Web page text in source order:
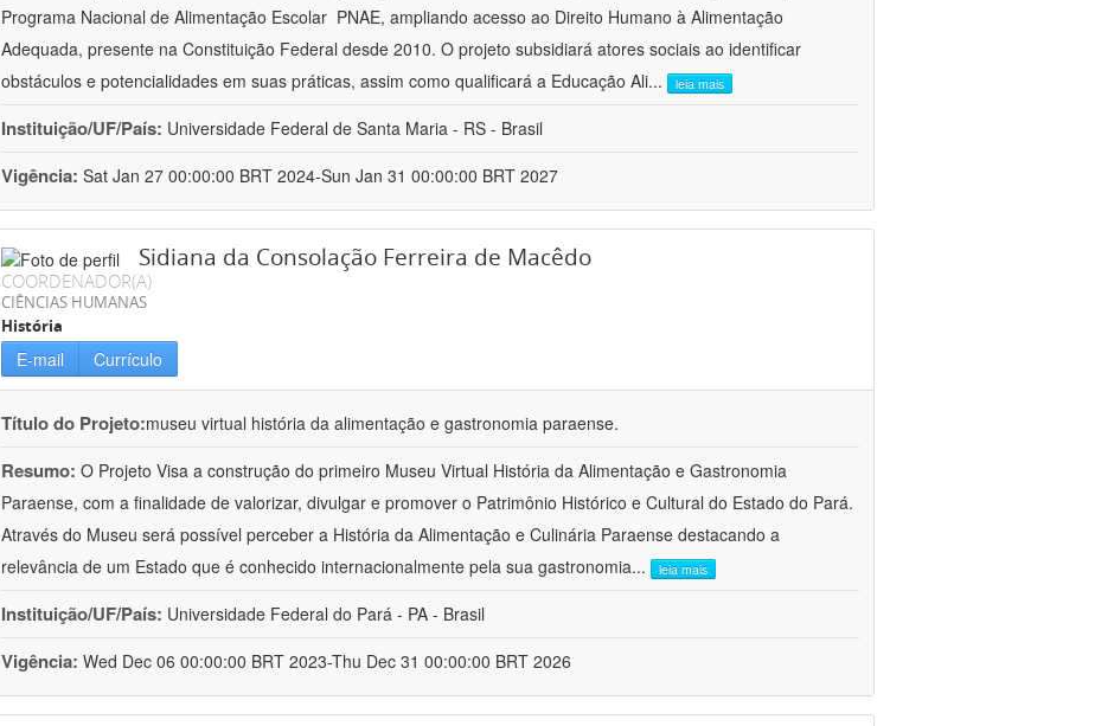
Programa Nacional de Alimentação Escolar  PNAE, ampliando acesso ao Direito Humano à Alimentação
Adequada, presente na Constituição Federal desde 2010. O projeto subsidiará atores sociais ao identificar
obstáculos e potencialidades em suas práticas, assim como qualificará a Educação Ali... leia mais
Instituição/UF/País: Universidade Federal de Santa Maria - RS - Brasil
Vigência: Sat Jan 27 00:00:00 BRT 2024-Sun Jan 31 00:00:00 BRT 2027
Sidiana da Consolação Ferreira de Macêdo
COORDENADOR(A)
CIÊNCIAS HUMANAS
História
E-mail Currículo
Título do Projeto:museu virtual história da alimentação e gastronomia paraense.
Resumo: O Projeto Visa a construção do primeiro Museu Virtual História da Alimentação e Gastronomia
Paraense, com a finalidade de valorizar, divulgar e promover o Patrimônio Histórico e Cultural do Estado do Pará.
Através do Museu será possível perceber a História da Alimentação e Culinária Paraense destacando a
relevância de um Estado que é conhecido internacionalmente pela sua gastronomia... leia mais
Instituição/UF/País: Universidade Federal do Pará - PA - Brasil
Vigência: Wed Dec 06 00:00:00 BRT 2023-Thu Dec 31 00:00:00 BRT 2026